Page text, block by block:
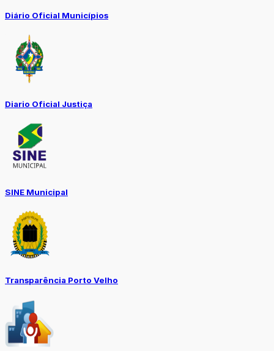
Diário Oficial Municípios
Diario Oficial Justiça
SINE Municipal
Transparência Porto Velho